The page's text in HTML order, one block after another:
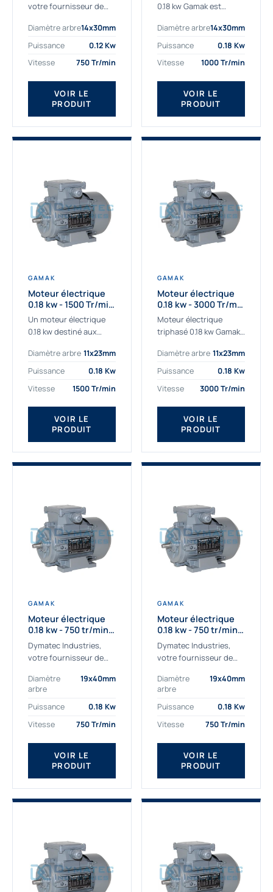
votre fournisseur de
kw. Dymatec Industries
vous propose le moteur
moteur de
qualité Gamak...
Diamètre arbre14x30mm
Puissance
0.12 Kw
Vitesse
750 Tr/min
VOIR LE
PRODUIT
0.18 kw Gamak est
aux applications
sévères. Nous
assemblons et
fournissons des
moteurs asynchrones
depuis de
nombreuses...
Diamètre arbre14x30mm
Puissance
0.18 Kw
Vitesse
1000 Tr/min
VOIR LE
PRODUIT
GAMAK
Moteur électrique
0.18 kw - 1500 Tr/min
- 230/400V - IE2
Un moteur électrique
0.18 kw destiné aux
exigeantes. Fort de
nombreuses années
détermination et la
fourniture...
Diamètre arbre 11x23mm
Puissance
0.18 Kw
Vitesse
1500 Tr/min
VOIR LE
PRODUIT
GAMAK
Moteur électrique
0.18 kw - 3000 Tr/min
- 230/400V - IE2
Moteur électrique
triphasé 0.18 kw Gamak,
professionnelle
indispensable à vos
Fournisseur Français
des moteurs
électriques Gamak,
nous proposons
exclusivement des...
Diamètre arbre 11x23mm
Puissance
0.18 Kw
Vitesse
3000 Tr/min
VOIR LE
PRODUIT
GAMAK
Moteur électrique
0.18 kw - 750 tr/min -
230/400V - IE2
Dymatec Industries,
votre fournisseur de
kw. Dymatec Industries
vous propose le moteur
électrique 0.18 kw, un
qualité Gamak...
Diamètre
arbre
19x40mm
Puissance
0.18 Kw
Vitesse
750 Tr/min
VOIR LE
PRODUIT
GAMAK
Moteur électrique
0.18 kw - 750 tr/min -
230/400V - IE3
Dymatec Industries,
votre fournisseur de
kw. Dymatec Industries
vous propose le moteur
électrique 0.18 kw, un
moteur de qualité...
Diamètre
arbre
19x40mm
Puissance
0.18 Kw
Vitesse
750 Tr/min
VOIR LE
PRODUIT